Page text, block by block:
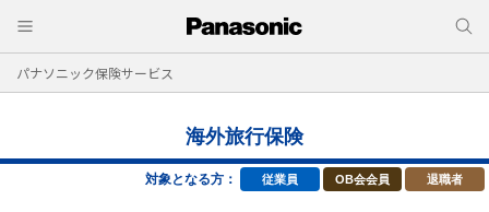
パナソニック保険サービス
海外旅行保険
対象となる方： 従業員 OB会会員 退職者